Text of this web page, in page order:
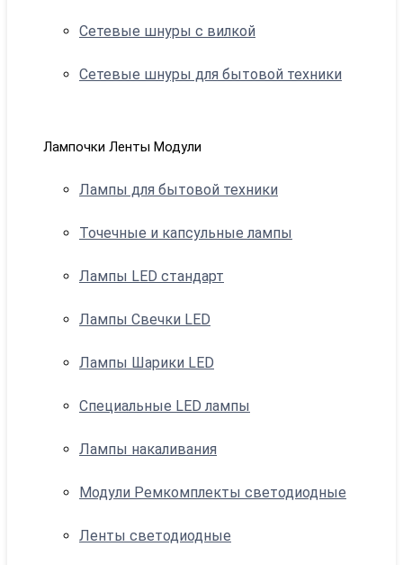
Сетевые шнуры с вилкой
Сетевые шнуры для бытовой техники
Лампочки Ленты Модули
Лампы для бытовой техники
Точечные и капсульные лампы
Лампы LED стандарт
Лампы Свечки LED
Лампы Шарики LED
Специальные LED лампы
Лампы накаливания
Модули Ремкомплекты светодиодные
Ленты светодиодные